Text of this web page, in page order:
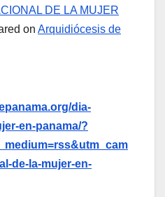
DE LA MUJER
on Arquidiócesis de
dia-
en-panama/?
de-la-mujer-en-